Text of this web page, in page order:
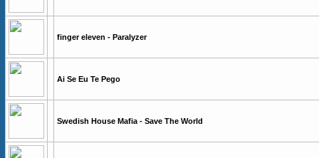
finger eleven - Paralyzer
Ai Se Eu Te Pego
Swedish House Mafia - Save The World